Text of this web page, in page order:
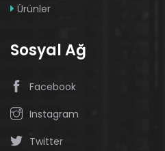
Ürünler
Sosyal Ağ
Facebook
Instagram
Twitter